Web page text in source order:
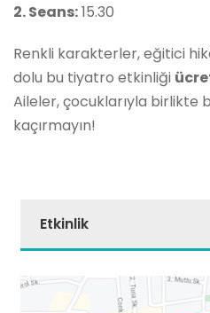
2. Seans:15.30
Renkli karakterler, eğitici
dolu bu tiyatro etkinliği
Aileler, çocuklarıyla birlikte
kaçırmayın!
Etkinlik